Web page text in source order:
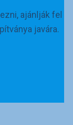
ajánlják fel
javára.